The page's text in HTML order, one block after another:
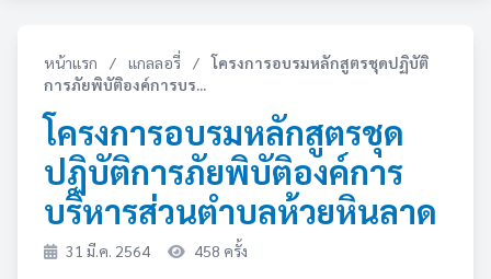
หน้าแรก / แกลลอรี่ /
โครงการอบรมหลักสูตรชุดปฏิบัติ
การภัยพิบัติองค์การบร...
โครงการอบรมหลักสูตรชุด
ปฏิบัติการภัยพิบัติองค์การ
บริหารส่วนตำบลห้วยหินลาด
31 มี.ค. 2564 458 ครั้ง